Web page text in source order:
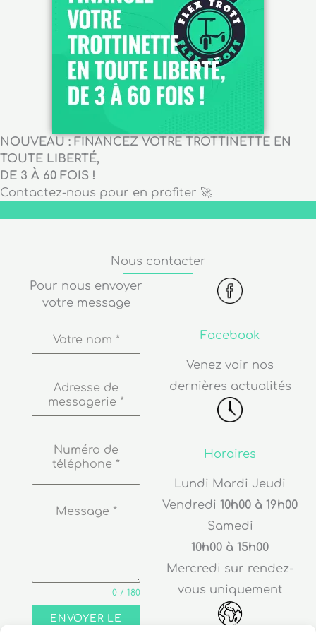
NOUVEAU : FINANCEZ VOTRE TROTTINETTE EN
TOUTE LIBERTÉ,
DE 3 À 60 FOIS !
Contactez-nous pour en profiter 🚀
Nous contacter
Pour nous envoyer
votre message
Votre nom *
Adresse de
messagerie *
Numéro de
téléphone *
Message *
0 / 180
ENVOYER LE
Facebook
Venez voir nos
dernières actualités
Horaires
Lundi Mardi Jeudi
Vendredi 10h00 à 19h00
Samedi
10h00 à 15h00
Mercredi sur rendez-
vous uniquement